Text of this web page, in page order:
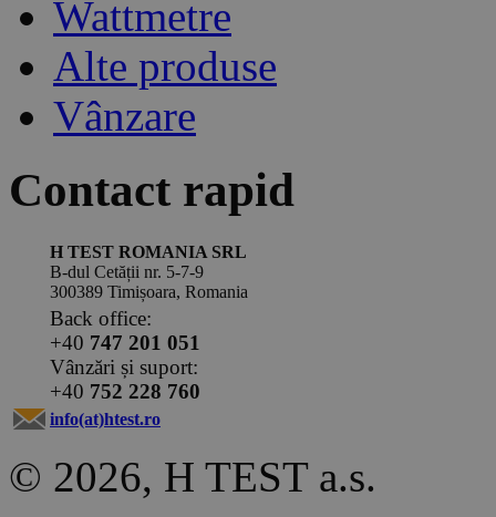
Wattmetre
Alte produse
Vânzare
Contact rapid
H TEST ROMANIA SRL
B-dul Cetății nr. 5-7-9
300389 Timișoara, Romania
Back office:
+40 747 201 051
Vânzări și suport:
+40 752 228 760
info(at)htest.ro
© 2026, H TEST a.s.